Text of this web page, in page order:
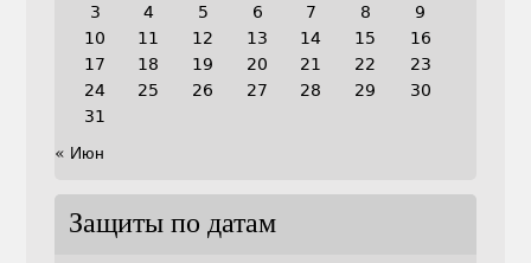
3
4 5 6 7 8
9
10
11 12 13 14 15
16
17
18 19 20 21 22
23
24
25 26 27 28 29
30
31
« Июн
Защиты по датам